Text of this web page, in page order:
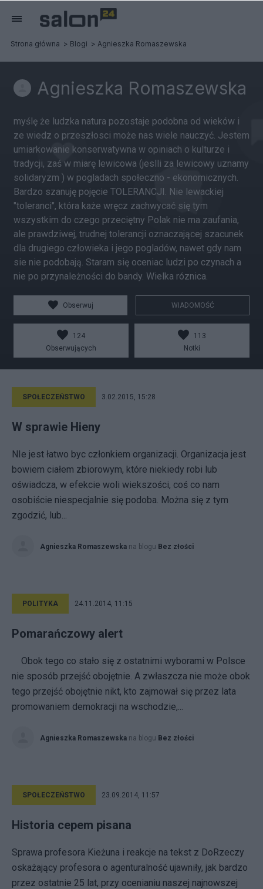
Strona główna Blogi Agnieszka Romaszewska
Agnieszka Romaszewska
myślę że ludzka natura pozostaje podobna od wieków i
ze wiedz o przeszłosci może nas wiele nauczyć. Jestem
umiarkowanie konserwatywna w opiniach o kulturze i
tradycji, zaś w miarę lewicowa (jeslli za lewicowy uznamy
solidaryzm ) w pogladach społeczno - ekonomicznych.
Bardzo szanuję pojęcie TOLERANCJI. Nie lewackiej
"toleranci", która każe wręcz zachwycać się tym
wszystkim do czego przeciętny Polak nie ma zaufania,
ale prawdziwej, trudnej tolerancji oznaczającej szacunek
dla drugiego człowieka i jego pogladów, nawet gdy nam
sie nie podobają. Staram się oceniac ludzi po czynach a
nie po przynależności do bandy. Wielka róznica.
Obserwuj WIADOMOŚĆ
124
Obserwujących
113
Notki
SPOŁECZEŃSTWO 3.02.2015, 15:28
W sprawie Hieny
NIe jest łatwo byc członkiem organizacji. Organizacja jest
bowiem ciałem zbiorowym, które niekiedy robi lub
oświadcza, w efekcie woli wiekszości, coś co nam
osobiście niespecjalnie się podoba. Można się z tym
zgodzić, lub...
Agnieszka Romaszewska na blogu Bez złości
POLITYKA 24.11.2014, 11:15
Pomarańczowy alert
Obok tego co stało się z ostatnimi wyborami w Polsce
nie sposób przejść obojętnie. A zwłaszcza nie może obok
tego przejść obojętnie nikt, kto zajmował się przez lata
promowaniem demokracji na wschodzie,...
Agnieszka Romaszewska na blogu Bez złości
SPOŁECZEŃSTWO 23.09.2014, 11:57
Historia cepem pisana
Sprawa profesora Kieżuna i reakcje na tekst z DoRzeczy
oskażający profesora o agenturalność ujawniły, jak bardzo
przez ostatnie 25 lat, przy ocenianiu naszej najnowszej